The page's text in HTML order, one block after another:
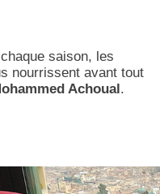
saison, les
nourrissent avant tout
Achoual.